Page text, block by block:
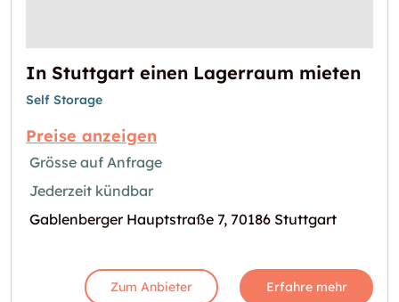
In Stuttgart einen Lagerraum mieten
Self Storage
Preise anzeigen
Grösse auf Anfrage
Jederzeit kündbar
Gablenberger Hauptstraße 7, 70186 Stuttgart
Zum Anbieter Erfahre mehr